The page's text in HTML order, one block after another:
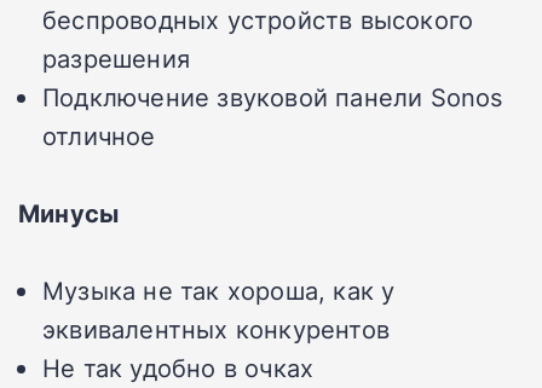
беспроводных устройств высокого
разрешения
Подключение звуковой панели Sonos
отличное
Минусы
Музыка не так хороша, как у
эквивалентных конкурентов
Не так удобно в очках